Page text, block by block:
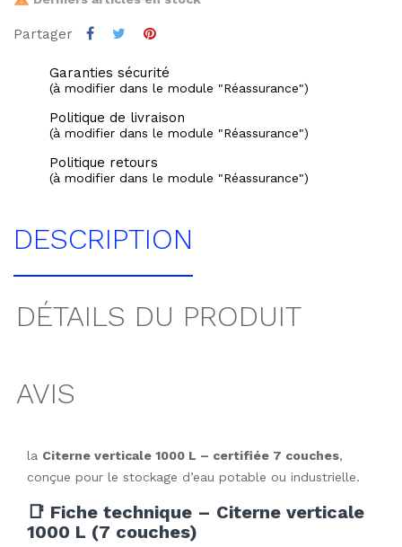
Partager
Garanties sécurité
(à modifier dans le module "Réassurance")
Politique de livraison
(à modifier dans le module "Réassurance")
Politique retours
(à modifier dans le module "Réassurance")
DESCRIPTION
DÉTAILS DU PRODUIT
AVIS
la Citerne verticale 1000 L – certifiée 7 couches,
conçue pour le stockage d’eau potable ou industrielle.
📑 Fiche technique – Citerne verticale
1000 L (7 couches)